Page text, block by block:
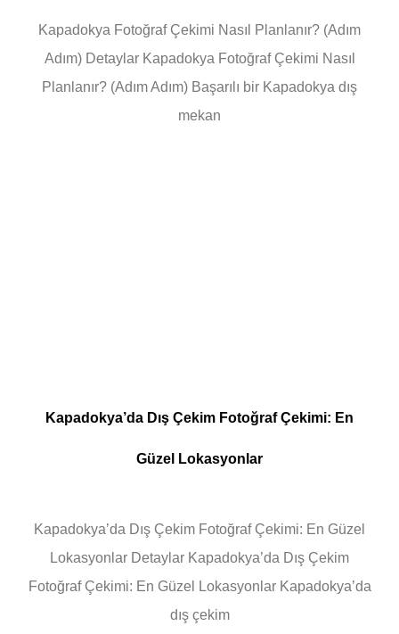
Kapadokya Fotoğraf Çekimi Nasıl Planlanır? (Adım
Adım) Detaylar Kapadokya Fotoğraf Çekimi Nasıl
Planlanır? (Adım Adım) Başarılı bir Kapadokya dış
mekan
Kapadokya’da Dış Çekim Fotoğraf Çekimi: En
Güzel Lokasyonlar
Kapadokya’da Dış Çekim Fotoğraf Çekimi: En Güzel
Lokasyonlar Detaylar Kapadokya’da Dış Çekim
Fotoğraf Çekimi: En Güzel Lokasyonlar Kapadokya’da
dış çekim